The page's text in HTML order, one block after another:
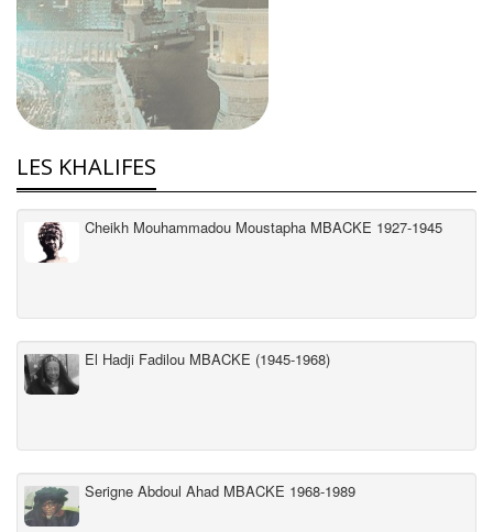
LES KHALIFES
Cheikh Mouhammadou Moustapha MBACKE 1927-1945
El Hadji Fadilou MBACKE (1945-1968)
Serigne Abdoul Ahad MBACKE 1968-1989